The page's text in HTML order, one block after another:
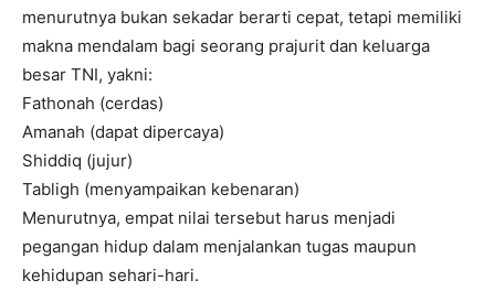
menurutnya bukan sekadar berarti cepat, tetapi memiliki
makna mendalam bagi seorang prajurit dan keluarga
besar TNI, yakni:
Fathonah (cerdas)
Amanah (dapat dipercaya)
Shiddiq (jujur)
Tabligh (menyampaikan kebenaran)
Menurutnya, empat nilai tersebut harus menjadi
pegangan hidup dalam menjalankan tugas maupun
kehidupan sehari-hari.